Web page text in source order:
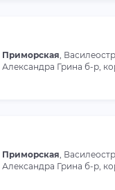
Приморская,
Александра Грина б-р,
Приморская,
Александра Грина б-р,